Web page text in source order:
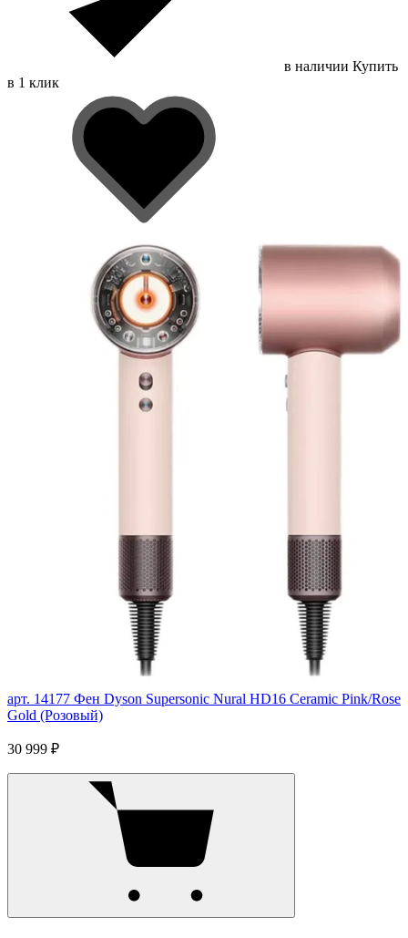
в наличии Купить
в 1 клик
арт. 14177 Фен Dyson Supersonic Nural HD16 Ceramic Pink/Rose
Gold (Розовый)
30 999 ₽